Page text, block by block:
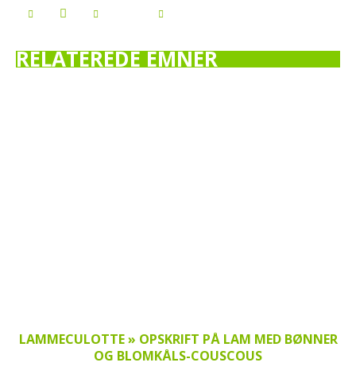
RELATEREDE EMNER
LAMMECULOTTE » OPSKRIFT PÅ LAM MED BØNNER
OG BLOMKÅLS-COUSCOUS